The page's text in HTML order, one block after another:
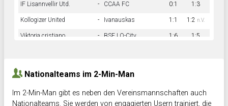
IF Lisannvellir Utd. - CCAA FC 0:1 1:3
Kollogizer United - Ivanauskas 1:1 1:2 n.V.
Viktoria cristiano - BSF LO-City 1:6 1:5
Nationalteams im 2-Min-Man
Im 2-Min-Man gibt es neben den Vereinsmannschaften auch
Nationalteams. Sie werden von engagierten Usern trainiert, die